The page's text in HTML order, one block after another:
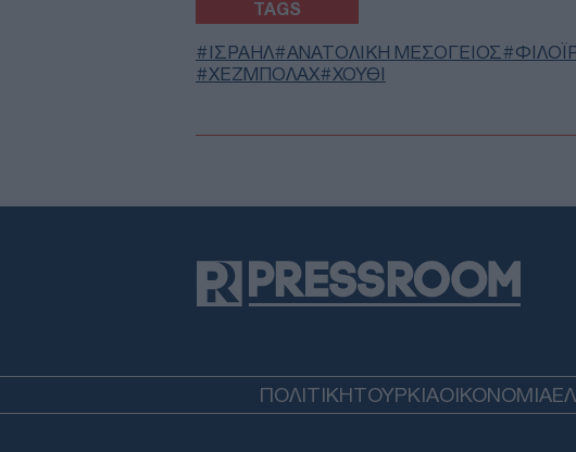
TAGS
ΙΣΡΑΗΛ ΑΝΑΤΟΛΙΚΗ ΜΕΣΟΓΕΙΟΣ
ΧΕΖΜΠΟΛΑΧ
ΧΟΥΘΙ
ΠΟΛΙΤΙΚΗΤΟΥΡΚΙΑΟΙΚΟΝΟΜΙΑ